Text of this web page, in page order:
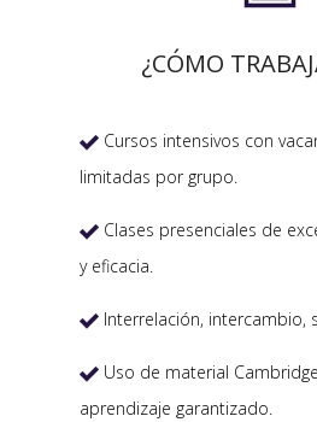
¿CÓMO
 Cursos intensivos con
limitadas por grupo.
 Clases presenciales de
y eficacia.
 Interrelación, intercambio,
 Uso de material
aprendizaje garantizado.